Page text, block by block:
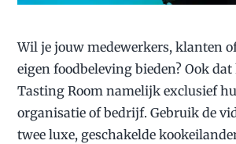
Wil je jouw medewerkers, klanten
eigen foodbeleving bieden? Ook
Tasting Room namelijk exclusief
organisatie of bedrijf. Gebruik de
twee luxe, geschakelde